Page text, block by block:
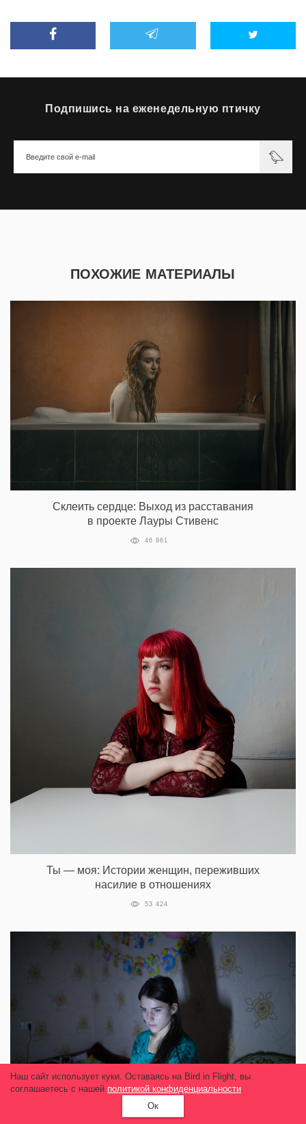
Подпишись на еженедельную птичку
ПОХОЖИЕ МАТЕРИАЛЫ
Склеить сердце: Выход из расставания
в проекте Лауры Стивенс
46 861
Ты — моя: Истории женщин, переживших
насилие в отношениях
53 424
Наш сайт использует куки. Оставаясь на Bird in Flight, вы
соглашаетесь с нашей политикой конфиденциальности.
Ок